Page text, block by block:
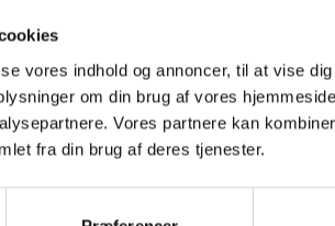
vores indhold og annoncer, til at vise
om din brug af vores
Vores partnere kan
fra din brug af deres tjenester.